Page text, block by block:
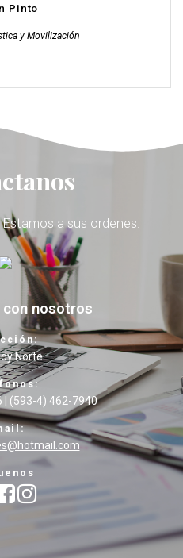
Pinto
y Movilización
a sus ordenes.
con nosotros
Norte
| (593-4) 462-7940